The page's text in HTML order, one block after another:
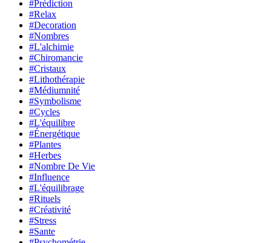
#Prédiction
#Relax
#Decoration
#Nombres
#L'alchimie
#Chiromancie
#Cristaux
#Lithothérapie
#Médiumnité
#Symbolisme
#Cycles
#L'équilibre
#Énergétique
#Plantes
#Herbes
#Nombre De Vie
#Influence
#L'équilibrage
#Rituels
#Créativité
#Stress
#Sante